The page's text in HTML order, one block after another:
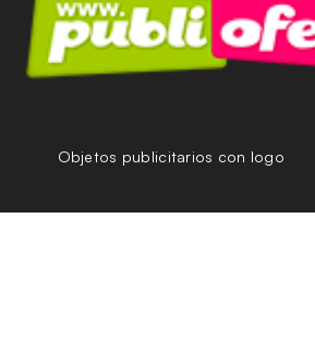
Objetos publicitarios con logo